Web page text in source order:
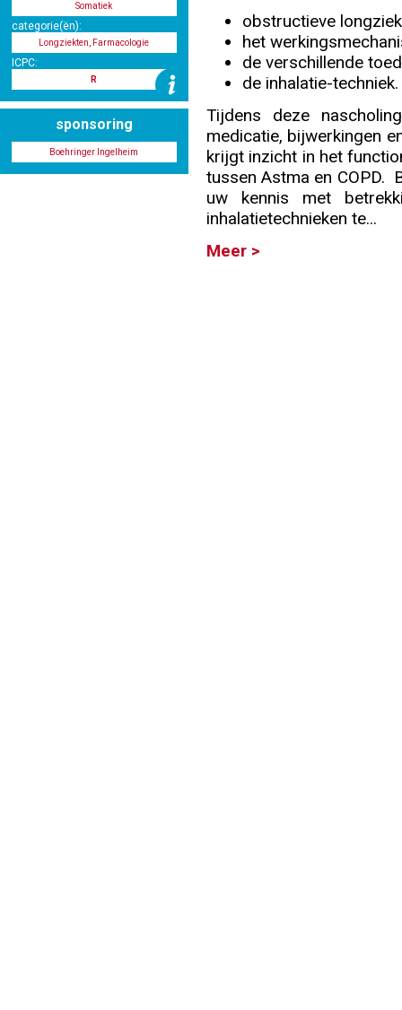
Registreren
Inloggen
Somatiek
categorie(ën):
Longziekten, Farmacologie
ICPC:
R
sponsoring
Boehringer Ingelheim
obstructieve
het
de verschillende
de inhalatie-techniek.
Tijdens deze
medicatie, bijwerkingen
krijgt inzicht in het
tussen Astma en COPD.
uw kennis met
inhalatietechnieken te...
Meer >